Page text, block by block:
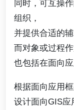
同时，可互操
组织，
并提供合适的
而对象或过程
也包括在面向
根据面向应用
设计面向GIS应